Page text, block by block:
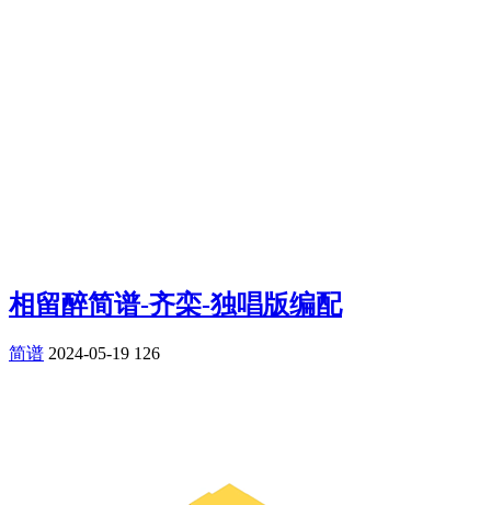
相留醉简谱-齐栾-独唱版编配
简谱 2024-05-19 126